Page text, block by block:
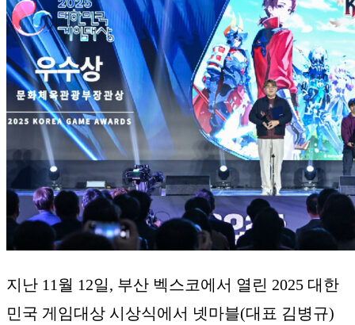
지난 11월 12일, 부산 벡스코에서 열린 2025 대한
민국 게임대상 시상식에서 넷마블(대표 김병규)